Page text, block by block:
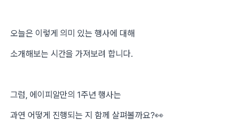
오늘은 이렇게 의미 있는 행사에 대해
소개해보는 시간을 가져보려 합니다.
그럼, 에이피알만의 1주년 행사는
과연 어떻게 진행되는 지 함께 살펴볼까요?👀